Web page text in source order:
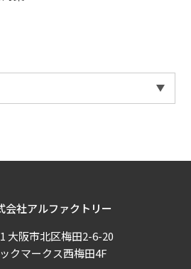
会社アルファクトリー
大阪市北区梅田2-6-20
クマークス西梅田4F